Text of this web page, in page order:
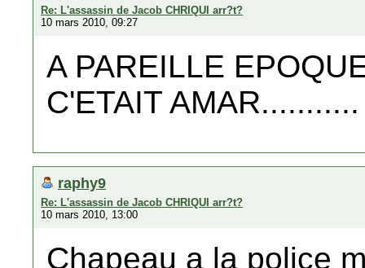
Re: L'assassin de Jacob CHRIQUI arr?t?
10 mars 2010, 09:27
A PAREILLE
C'ETAIT AMAR...........
raphy9
Re: L'assassin de Jacob CHRIQUI arr?t?
10 mars 2010, 13:00
Chapeau a la police